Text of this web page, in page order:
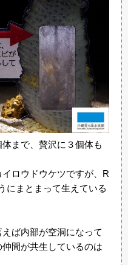
まで、贅沢に３個体も
ロウドウケツですが、R
にまとまって生えている
ば内部が空洞になって
間が共生しているのは